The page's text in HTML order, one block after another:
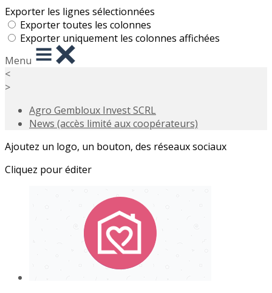
Exporter les lignes sélectionnées
Exporter toutes les colonnes
Exporter uniquement les colonnes affichées
Menu
<
>
Agro Gembloux Invest SCRL
News (accès limité aux coopérateurs)
Ajoutez un logo, un bouton, des réseaux sociaux
Cliquez pour éditer